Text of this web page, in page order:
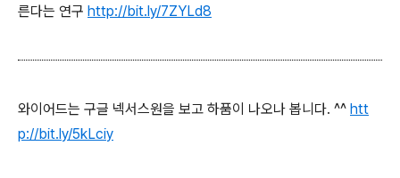
른다는 연구 http://bit.ly/7ZYLd8
와이어드는 구글 넥서스원을 보고 하품이 나오나 봅니다. ^^ htt
p://bit.ly/5kLciy